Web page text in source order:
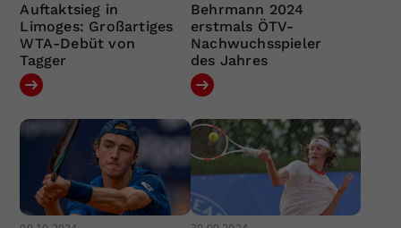
Auftaktsieg in
Limoges: Großartiges
WTA-Debüt von
Tagger
Behrmann 2024
erstmals ÖTV-
Nachwuchsspieler
des Jahres